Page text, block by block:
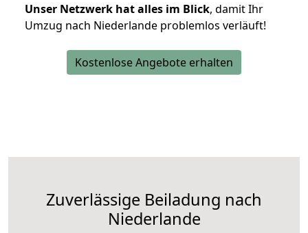
Unser Netzwerk hat alles im Blick, damit Ihr
Umzug nach Niederlande problemlos verläuft!
Kostenlose Angebote erhalten
Zuverlässige Beiladung nach
Niederlande